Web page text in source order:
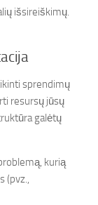
išsireiškimų.
sprendimų
resursų jūsų
galėtų
kurią
(pvz.,